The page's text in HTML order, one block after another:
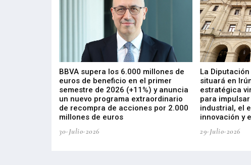
BBVA supera los 6.000 millones de
euros de beneficio en el primer
semestre de 2026 (+11%) y anuncia
un nuevo programa extraordinario
de recompra de acciones por 2.000
millones de euros
30-Julio-2026
La
situará en
estratégica
para
industrial, el
innovación y
29-Julio-2026